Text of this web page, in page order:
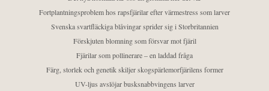
Fortplantningsproblem hos rapsfjärilar efter värmestress som larver
Svenska svartfläckiga blåvingar sprider sig i Storbritannien
Förskjuten blomning som försvar mot fjäril
Fjärilar som pollinerare – en laddad fråga
Färg, storlek och genetik skiljer skogspärlemorfjärilens former
UV-ljus avslöjar busksnabbvingens larver